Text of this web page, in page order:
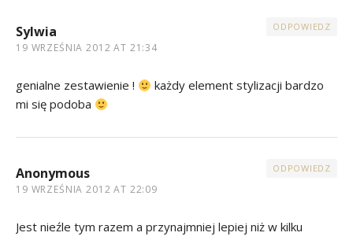
Sylwia
19 WRZEŚNIA 2012 AT 21:34
ODPOWIEDZ
genialne zestawienie !
każdy element stylizacji bardzo
mi się podoba
Anonymous
19 WRZEŚNIA 2012 AT 22:09
ODPOWIEDZ
Jest nieźle tym razem a przynajmniej lepiej niż w kilku